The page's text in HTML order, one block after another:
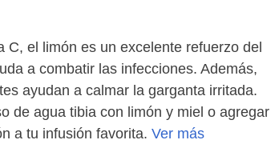
C, el limón es un excelente refuerzo del
a combatir las infecciones. Además,
ayudan a calmar la garganta irritada.
de agua tibia con limón y miel o agregar
a tu infusión favorita. Ver más